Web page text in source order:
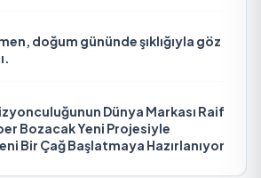
doğum gününde şıklığıyla göz
Dünya Markası Raif
Bozacak Yeni Projesiyle
Bir Çağ Başlatmaya Hazırlanıyor